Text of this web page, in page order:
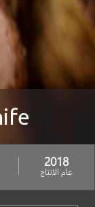
2018
عام الانتاج